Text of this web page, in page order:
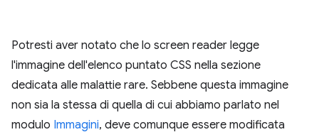
Potresti aver notato che lo screen reader legge
l'immagine dell'elenco puntato CSS nella sezione
dedicata alle malattie rare. Sebbene questa immagine
non sia la stessa di quella di cui abbiamo parlato nel
modulo Immagini, deve comunque essere modificata